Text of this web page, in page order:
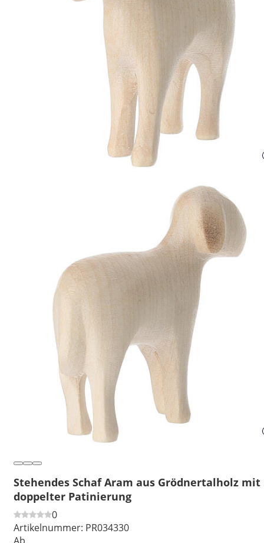
Stehendes Schaf Aram aus Grödnertalholz mit
doppelter Patinierung
0
Artikelnummer: PR034330